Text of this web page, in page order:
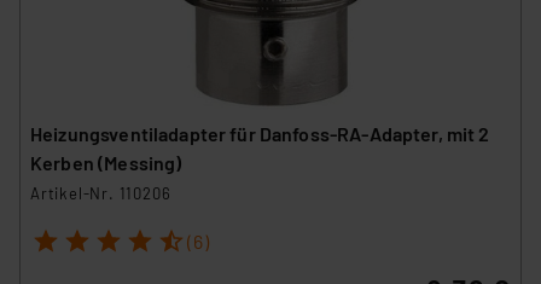
Heizungsventiladapter für Danfoss-RA-Adapter, mit 2
Kerben (Messing)
Artikel-Nr. 110206
1 2 3 4 5 (6)